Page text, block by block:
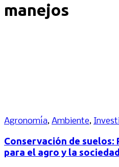
manejos
Agronomía, Ambiente,
Conservación de suelos:
para el agro y la sociedad